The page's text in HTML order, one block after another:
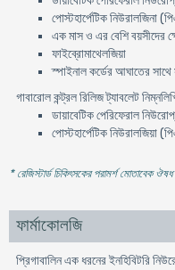
পোস্টহার্পেটিক নিউরালজিনা
এক মাস ও এর বেশি বয়সীদের
ফাইব্রোমাথেলজিয়া
স্পাইনাল কর্ডের আঘাতের সাথে
গাবারোল কন্ট্রল রিলিজ ট্যাবলেট
ডায়াবেটিক পেরিফেরাল
পোস্টহার্পেটিক নিউরালজিয়া
* রেজিস্টার্ড চিকিৎসকের পরামর্শ মোতাবেক
ফার্মাকোলজি
প্রিগাবালিন এক ধরনের ইনহিবিটরি